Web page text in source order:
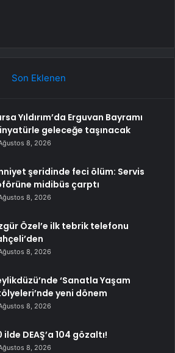
Son Eklenen
Yıldırım’da Erguvan Bayramı
geleceğe taşınacak
8, 2026
şeridinde feci ölüm: Servis
midibüs çarptı
8, 2026
Özel’e ilk tebrik telefonu
8, 2026
‘Sanatla Yaşam
yeni dönem
8, 2026
ilde DEAŞ’a 104 gözaltı!
8, 2026